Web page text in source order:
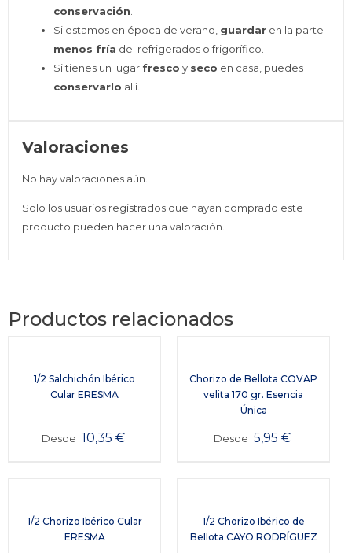
conservación.
Si estamos en época de verano, guardar en la parte
menos fría del refrigerados o frigorífico.
Si tienes un lugar fresco y seco en casa, puedes
conservarlo allí.
Valoraciones
No hay valoraciones aún.
Solo los usuarios registrados que hayan comprado este
producto pueden hacer una valoración.
Productos relacionados
1/2 Salchichón Ibérico
Cular ERESMA
Desde 10,35 €
Chorizo de Bellota COVAP
velita 170 gr. Esencia
Única
Desde 5,95 €
1/2 Chorizo Ibérico Cular
ERESMA
1/2 Chorizo Ibérico de
Bellota CAYO RODRÍGUEZ